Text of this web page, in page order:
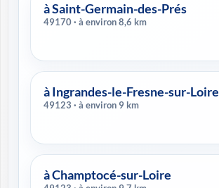
à Saint-Germain-des-Prés
49170 · à environ 8,6 km
à Ingrandes-le-Fresne-sur-Loire
49123 · à environ 9 km
à Champtocé-sur-Loire